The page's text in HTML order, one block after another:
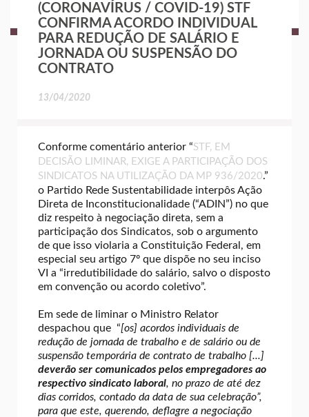
(CORONAVÍRUS / COVID-19) STF
CONFIRMA ACORDO INDIVIDUAL
PARA REDUÇÃO DE SALÁRIO E
JORNADA OU SUSPENSÃO DO
CONTRATO
13/04/2020
Conforme comentário anterior “STF, EM
DECISÃO LIMINAR, EXIGE A PARTICIPAÇÃO DOS
SINDICATOS NA UTILIZAÇÃO DA MP 936/2020.”
o Partido Rede Sustentabilidade interpôs Ação
Direta de Inconstitucionalidade (“ADIN”) no que
diz respeito à negociação direta, sem a
participação dos Sindicatos, sob o argumento
de que isso violaria a Constituição Federal, em
especial seu artigo 7º que dispõe no seu inciso
VI a “irredutibilidade do salário, salvo o disposto
em convenção ou acordo coletivo”.
Em sede de liminar o Ministro Relator
despachou que “[os] acordos individuais de
redução de jornada de trabalho e de salário ou de
suspensão temporária de contrato de trabalho [...]
deverão ser comunicados pelos empregadores ao
respectivo sindicato laboral, no prazo de até dez
dias corridos, contado da data de sua celebração”,
para que este, querendo, deflagre a negociação